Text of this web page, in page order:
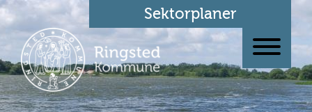
Sektorplaner